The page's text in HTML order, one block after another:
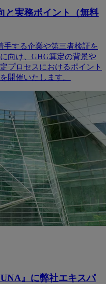
と実務ポイント（無料
する企業や第三者検証を
向け、GHG算定の背景や
プロセスにおけるポイント
開催いたします。
』に弊社エキスパ